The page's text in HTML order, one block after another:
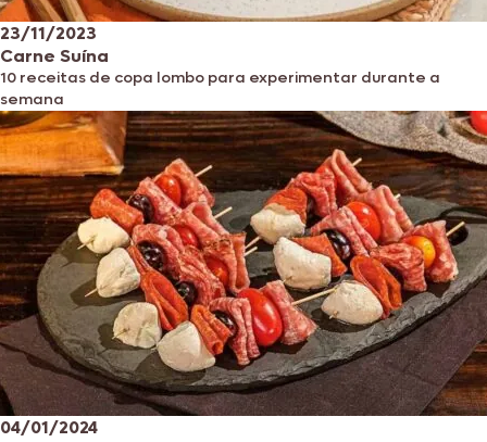
23/11/2023
Carne Suína
10 receitas de copa lombo para experimentar durante a
semana
04/01/2024